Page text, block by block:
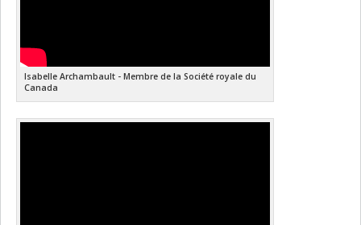
Isabelle Archambault - Membre de la Société royale du
Canada